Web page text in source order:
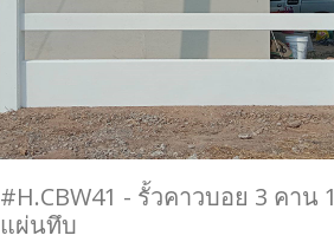
#H.CBW41 - รั้วคาวบอย 3 คาน 1
แผ่นทึบ